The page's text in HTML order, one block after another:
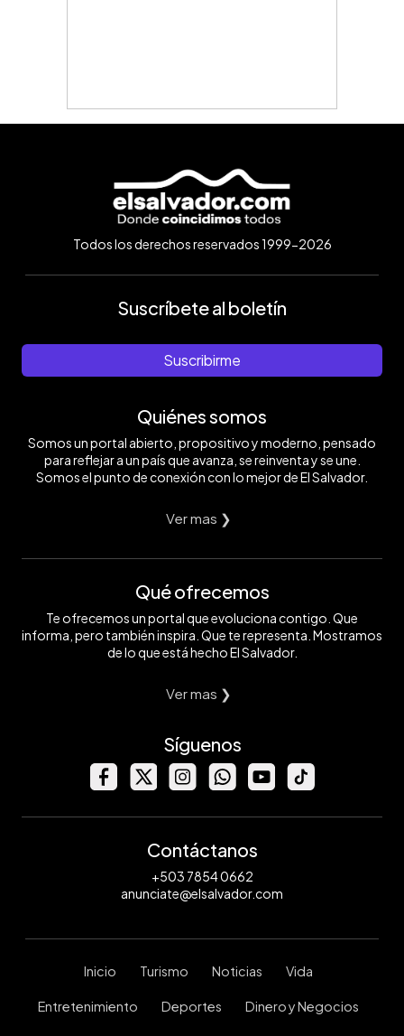
Todos los derechos reservados 1999-2026
Suscríbete al boletín
Suscribirme
Quiénes somos
Somos un portal abierto, propositivo y moderno, pensado
para reflejar a un país que avanza, se reinventa y se une.
Somos el punto de conexión con lo mejor de El Salvador.
Ver mas ❯
Qué ofrecemos
Te ofrecemos un portal que evoluciona contigo. Que
informa, pero también inspira. Que te representa. Mostramos
de lo que está hecho El Salvador.
Ver mas ❯
Síguenos
Contáctanos
+503 7854 0662
anunciate@elsalvador.com
Inicio Turismo Noticias Vida
Entretenimiento Deportes Dinero y Negocios